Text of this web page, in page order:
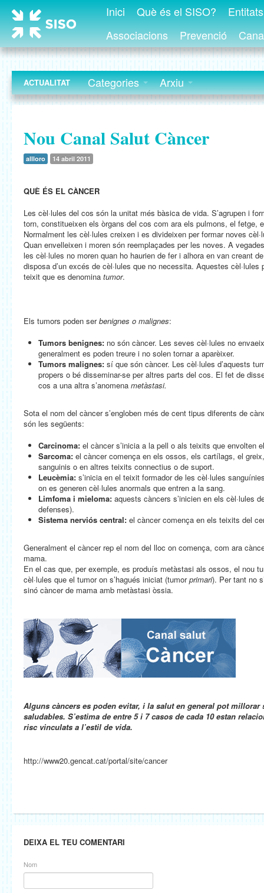
Inici Què és el SISO?
Associacions
Prevenció
ACTUALITAT Categories Arxiu
Nou Canal Salut Càncer
allloro 14 abril 2011
QUÈ ÉS EL CÀNCER
Les cèl·lules del cos són la unitat més bàsica de vida. S’agrupen i
torn, constitueixen els òrgans del cos com ara els pulmons, el fetge,
Normalment les cèl·lules creixen i es divideixen per formar noves
Quan envelleixen i moren són reemplaçades per les noves. A
les cèl·lules no moren quan ho haurien de fer i alhora en van creant
disposa d’un excés de cèl·lules que no necessita. Aquestes
teixit que es denomina tumor.
Els tumors poden serbenignes o malignes:
Tumors benignes: no són càncer. Les seves cèl·lules no
generalment es poden treure i no solen tornar a aparèixer.
Tumors malignes: sí que són càncer. Les cèl·lules d’aquests
propers o bé disseminar-se per altres parts del cos. El fet de
cos a una altra s’anomena metàstasi.
Sota el nom del càncer s’engloben més de cent tipus diferents de
són les següents:
Carcinoma: el càncer s’inicia a la pell o als teixits que envolten
Sarcoma: el càncer comença en els ossos, els cartílags, el
sanguinis o en altres teixits connectius o de suport.
Leucèmia: s’inicia en el teixit formador de les cèl·lules
on es generen cèl·lules anormals que entren a la sang.
Limfoma i mieloma: aquests càncers s’inicien en els cèl·lules
defenses).
Sistema nerviós central: el càncer comença en els teixits del
Generalment el càncer rep el nom del lloc on comença, com ara
mama.
En el cas que, per exemple, es produís metàstasi als ossos, el nou
cèl·lules que el tumor on s’hagués iniciat (tumorprimari). Per tant no
sinó càncer de mama amb metàstasi òssia.
Alguns càncers es poden evitar, i la salut en general pot millorar
saludables. S’estima de entre 5 i 7 casos de cada 10 estan
risc vinculats a l’estil de vida.
http://www20.gencat.cat/portal/site/cancer
DEIXA EL TEU COMENTARI
Nom